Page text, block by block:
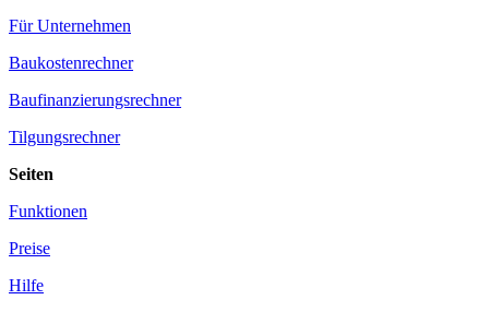
Für Unternehmen
Baukostenrechner
Baufinanzierungsrechner
Tilgungsrechner
Seiten
Funktionen
Preise
Hilfe